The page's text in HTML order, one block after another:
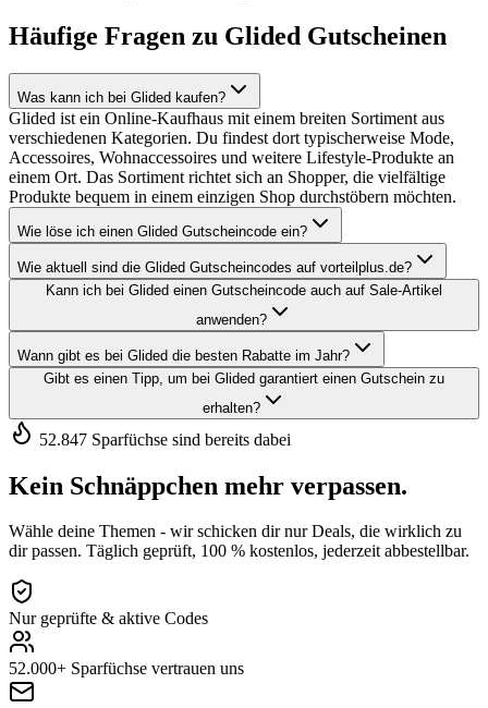
Häufige Fragen zu Glided Gutscheinen
Was kann ich bei Glided kaufen?
Glided ist ein Online-Kaufhaus mit einem breiten Sortiment aus
verschiedenen Kategorien. Du findest dort typischerweise Mode,
Accessoires, Wohnaccessoires und weitere Lifestyle-Produkte an
einem Ort. Das Sortiment richtet sich an Shopper, die vielfältige
Produkte bequem in einem einzigen Shop durchstöbern möchten.
Wie löse ich einen Glided Gutscheincode ein?
Wie aktuell sind die Glided Gutscheincodes auf vorteilplus.de?
Kann ich bei Glided einen Gutscheincode auch auf Sale-Artikel
anwenden?
Wann gibt es bei Glided die besten Rabatte im Jahr?
Gibt es einen Tipp, um bei Glided garantiert einen Gutschein zu
erhalten?
52.847 Sparfüchse sind bereits dabei
Kein Schnäppchen mehr verpassen.
Wähle deine Themen - wir schicken dir nur Deals, die wirklich zu
dir passen. Täglich geprüft, 100 % kostenlos, jederzeit abbestellbar.
Nur geprüfte & aktive Codes
52.000+ Sparfüchse vertrauen uns